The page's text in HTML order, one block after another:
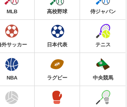
MLB 高校野球 侍ジャパン
外サッカー 日本代表 テニス
NBA ラグビー 中央競馬